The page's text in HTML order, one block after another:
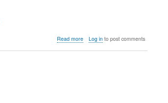
Read moreabout
Log into post comments